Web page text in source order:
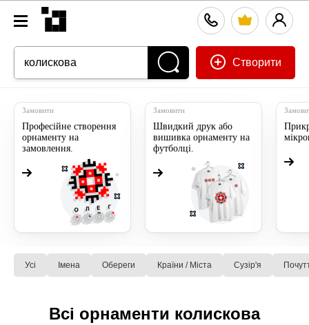
Створити
Замовити
Професійне створення
орнаменту на
замовлення.
Замовити
Швидкий друк або
вишивка орнаменту на
футболці.
Усі Імена Обереги Країни / Міста Сузiр'я
Всі орнаменти колискова